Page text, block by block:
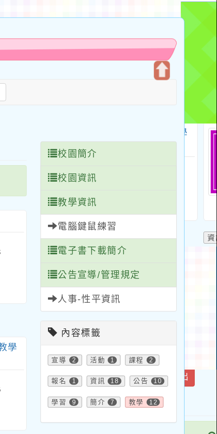
塊
學
校園簡介
校園資訊
教學資訊
電腦鍵鼠練習
電子書下載簡介
公告宣導/管理規定
人事-性平資訊
內容標籤
宣導 2 活動 1 課程 2
報名 1 資訊 18 公告 10
學習 9 簡介 7 教學 12